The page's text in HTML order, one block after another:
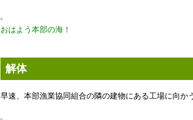
おはよう本部の海！
解体
早速、本部漁業協同組合の隣の建物にある工場に向か